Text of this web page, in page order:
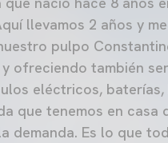
llevamos 2 años y
pulpo
ofreciendo también
eléctricos,
que tenemos en
demanda. Es lo que